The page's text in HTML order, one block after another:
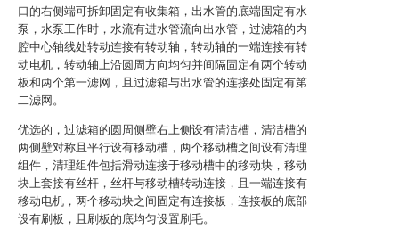
口的右侧端可拆卸固定有收集箱，出水管的底端固定有水
泵，水泵工作时，水流有进水管流向出水管，过滤箱的内
腔中心轴线处转动连接有转动轴，转动轴的一端连接有转
动电机，转动轴上沿圆周方向均匀并间隔固定有两个转动
板和两个第一滤网，且过滤箱与出水管的连接处固定有第
二滤网。
优选的，过滤箱的圆周侧壁右上侧设有清洁槽，清洁槽的
两侧壁对称且平行设有移动槽，两个移动槽之间设有清理
组件，清理组件包括滑动连接于移动槽中的移动块，移动
块上套接有丝杆，丝杆与移动槽转动连接，且一端连接有
移动电机，两个移动块之间固定有连接板，连接板的底部
设有刷板，且刷板的底均匀设置刷毛。